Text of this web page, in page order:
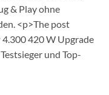
& Play ohne
<p>The post
4.300 420 W Upgrade
und Top-